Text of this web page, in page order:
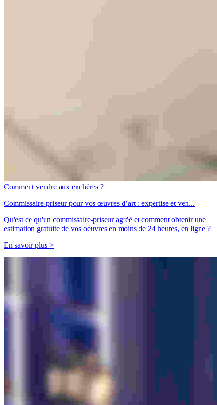
Comment vendre aux enchères ?
Commissaire-priseur pour vos œuvres d’art : expertise et ven...
Qu'est ce qu'un commissaire-priseur agréé et comment obtenir une
estimation gratuite de vos oeuvres en moins de 24 heures, en ligne ?
En savoir plus >